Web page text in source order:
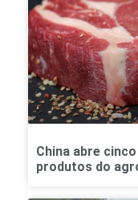
China abre
produtos do